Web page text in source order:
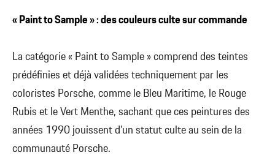
« Paint to Sample » : des couleurs culte sur commande
La catégorie « Paint to Sample » comprend des teintes
prédéfinies et déjà validées techniquement par les
coloristes Porsche, comme le Bleu Maritime, le Rouge
Rubis et le Vert Menthe, sachant que ces peintures des
années 1990 jouissent d’un statut culte au sein de la
communauté Porsche.